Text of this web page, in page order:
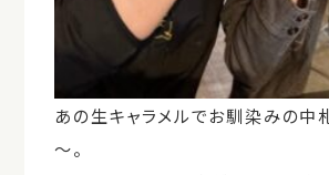
あの生キャラメルでお馴染みの中
～。